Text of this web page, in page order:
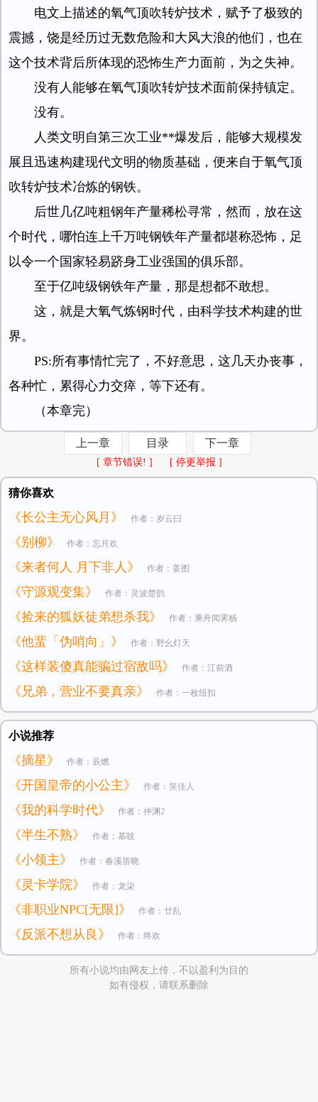
电文上描述的氧气顶吹转炉技术，赋予了极致的
震撼，饶是经历过无数危险和大风大浪的他们，也在
这个技术背后所体现的恐怖生产力面前，为之失神。
没有人能够在氧气顶吹转炉技术面前保持镇定。
没有。
人类文明自第三次工业**爆发后，能够大规模发
展且迅速构建现代文明的物质基础，便来自于氧气顶
吹转炉技术冶炼的钢铁。
后世几亿吨粗钢年产量稀松寻常，然而，放在这
个时代，哪怕连上千万吨钢铁年产量都堪称恐怖，足
以令一个国家轻易跻身工业强国的俱乐部。
至于亿吨级钢铁年产量，那是想都不敢想。
这，就是大氧气炼钢时代，由科学技术构建的世
界。
PS:所有事情忙完了，不好意思，这几天办丧事，
各种忙，累得心力交瘁，等下还有。
（本章完）
上一章 目录 下一章
[ 章节错误! ] [ 停更举报 ]
猜你喜欢
《长公主无心风月》 作者：岁云曰
《别柳》 作者：忘月欢
《来者何人 月下非人》 作者：姜图
《守源观变集》 作者：灵波楚韵
《捡来的狐妖徒弟想杀我》 作者：乘舟闻霁杨
《他蜚「伪哨向」》 作者：野幺灯天
《这样装傻真能骗过宿敌吗》 作者：江前酒
《兄弟，营业不要真亲》 作者：一枚纽扣
小说推荐
《摘星》 作者：辰燃
《开国皇帝的小公主》 作者：笑佳人
《我的科学时代》 作者：仲渊2
《半生不熟》 作者：慕吱
《小领主》 作者：春溪笛晓
《灵卡学院》 作者：龙柒
《非职业NPC[无限]》 作者：廿乱
《反派不想从良》 作者：终欢
所有小说均由网友上传，不以盈利为目的
如有侵权，请联系删除